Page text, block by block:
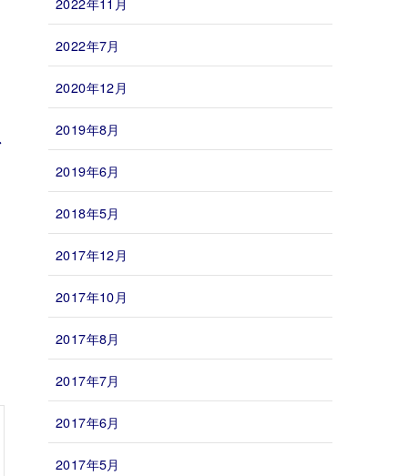
2022年7月
2020年12月
2019年8月
2019年6月
2018年5月
2017年12月
2017年10月
2017年8月
2017年7月
2017年6月
2017年5月